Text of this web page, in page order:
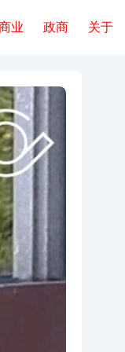
业 政商 关于